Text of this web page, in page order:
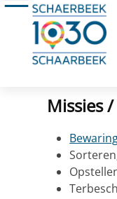
Gepubliceerd
Missies